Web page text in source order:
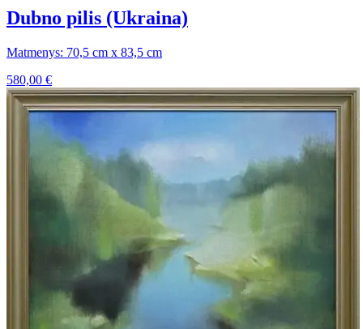
Dubno pilis (Ukraina)
Matmenys: 70,5 cm x 83,5 cm
580,00 €